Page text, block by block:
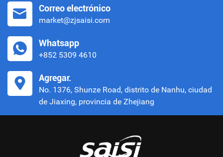
Correo electrónico
market@zjsaisi.com
Whatsapp
+852 5309 4610
Agregar.
No. 1376, Shunze Road, distrito de Nanhu, ciudad
de Jiaxing, provincia de Zhejiang